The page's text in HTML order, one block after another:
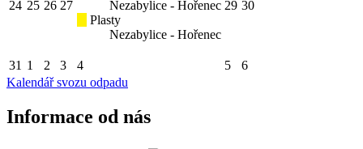
24 25 26 27
Nezabylice - Hořenec
Plasty
Nezabylice - Hořenec
29 30
31 1 2 3 4 5
6
Kalendář svozu odpadu
Informace od nás